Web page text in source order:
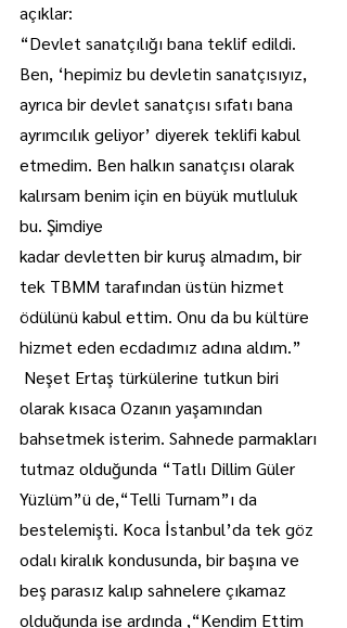
açıklar:
“Devlet sanatçılığı bana teklif edildi.
Ben, ‘hepimiz bu devletin sanatçısıyız,
ayrıca bir devlet sanatçısı sıfatı bana
ayrımcılık geliyor’ diyerek teklifi kabul
etmedim. Ben halkın sanatçısı olarak
kalırsam benim için en büyük mutluluk
bu. Şimdiye
kadar devletten bir kuruş almadım, bir
tek TBMM tarafından üstün hizmet
ödülünü kabul ettim. Onu da bu kültüre
hizmet eden ecdadımız adına aldım.”
Neşet Ertaş türkülerine tutkun biri
olarak kısaca Ozanın yaşamından
bahsetmek isterim. Sahnede parmakları
tutmaz olduğunda “Tatlı Dillim Güler
Yüzlüm”ü de,“Telli Turnam”ı da
bestelemişti. Koca İstanbul’da tek göz
odalı kiralık kondusunda, bir başına ve
beş parasız kalıp sahnelere çıkamaz
olduğunda ise ardında ,“Kendim Ettim